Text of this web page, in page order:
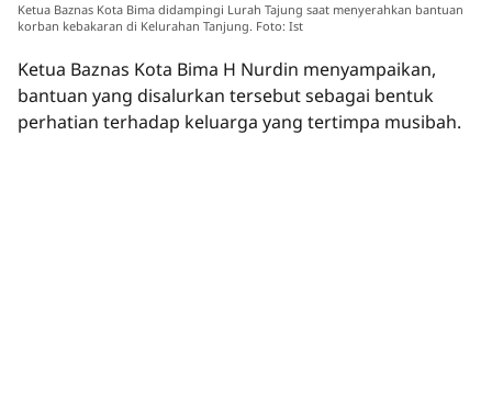
Ketua Baznas Kota Bima didampingi Lurah Tajung saat menyerahkan bantuan
korban kebakaran di Kelurahan Tanjung. Foto: Ist
Ketua Baznas Kota Bima H Nurdin menyampaikan,
bantuan yang disalurkan tersebut sebagai bentuk
perhatian terhadap keluarga yang tertimpa musibah.